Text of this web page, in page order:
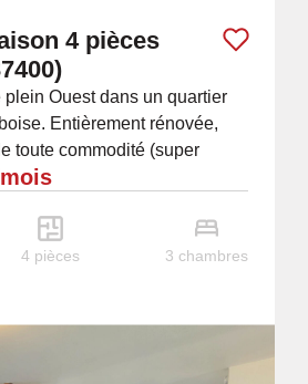
4 pièces
plein Ouest dans un quartier
Entièrement rénovée,
toute commodité (super
écoles, lycées,
4 pièces 3 chambres